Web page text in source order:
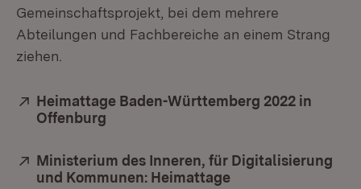
Gemeinschaftsprojekt, bei dem mehrere
Abteilungen und Fachbereiche an einem Strang
ziehen.
Extern:
Heimattage Baden-Württemberg 2022 in
Offenburg
Extern:
Ministerium des Inneren, für Digitalisierung
und Kommunen: Heimattage